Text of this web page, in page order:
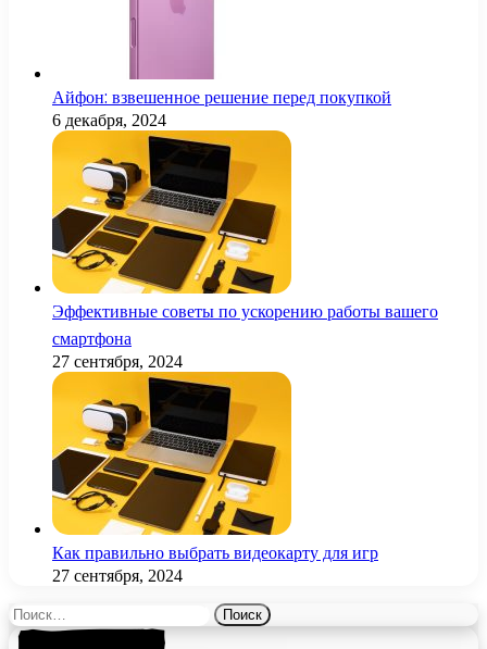
Айфон: взвешенное решение перед покупкой
6 декабря, 2024
Эффективные советы по ускорению работы вашего
смартфона
27 сентября, 2024
Как правильно выбрать видеокарту для игр
27 сентября, 2024
Найти: